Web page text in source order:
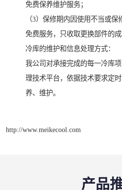
免费保养维护服务；
（3）保修期内因使用不当或
免费服务，只收取更换部件的
冷库的维护和信息处理方式：
我公司对承接完成的每一冷库
理技术平台，依据技术要求定
养、维护。
http://www.meikecool.com
产品